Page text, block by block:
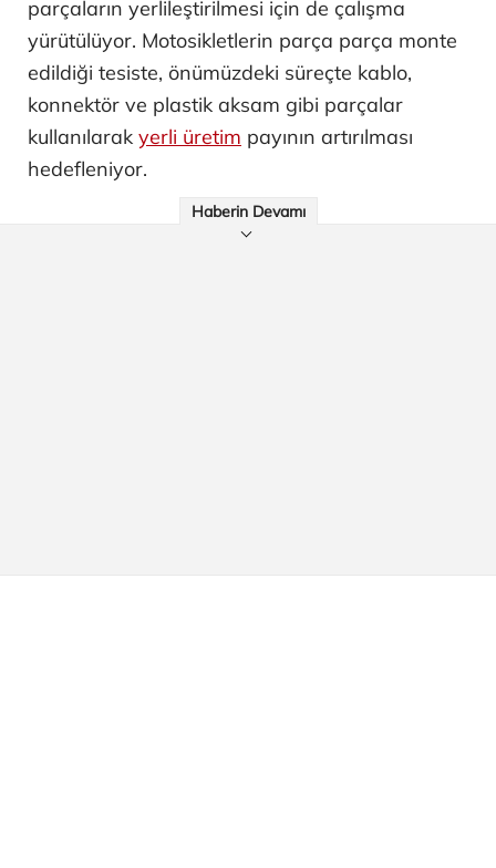
parçaların yerlileştirilmesi için de çalışma
yürütülüyor. Motosikletlerin parça parça monte
edildiği tesiste, önümüzdeki süreçte kablo,
konnektör ve plastik aksam gibi parçalar
kullanılarak yerli üretim payının artırılması
hedefleniyor.
Haberin Devamı